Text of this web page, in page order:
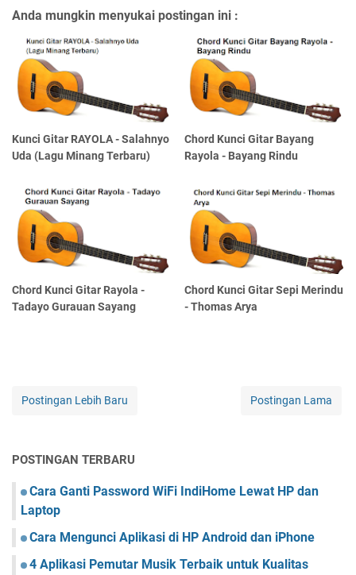
Anda mungkin menyukai postingan ini :
Kunci Gitar RAYOLA - Salahnyo
Uda (Lagu Minang Terbaru)
Chord Kunci Gitar Bayang
Rayola - Bayang Rindu
Chord Kunci Gitar Rayola -
Tadayo Gurauan Sayang
Chord Kunci Gitar Sepi Merindu
- Thomas Arya
Postingan Lebih Baru Postingan Lama
POSTINGAN TERBARU
Cara Ganti Password WiFi IndiHome Lewat HP dan
Laptop
Cara Mengunci Aplikasi di HP Android dan iPhone
4 Aplikasi Pemutar Musik Terbaik untuk Kualitas